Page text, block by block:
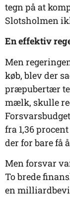
tegn på at
Slotsholmen
En effektiv
Men
køb, blev der
præpubertær
mælk, skulle
fra 1,36
der for bare få
Men forsvar
To brede
en